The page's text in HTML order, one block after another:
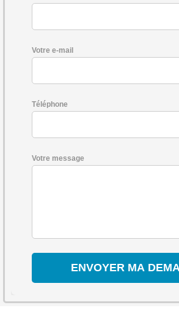
Votre e-mail
Téléphone
Votre message